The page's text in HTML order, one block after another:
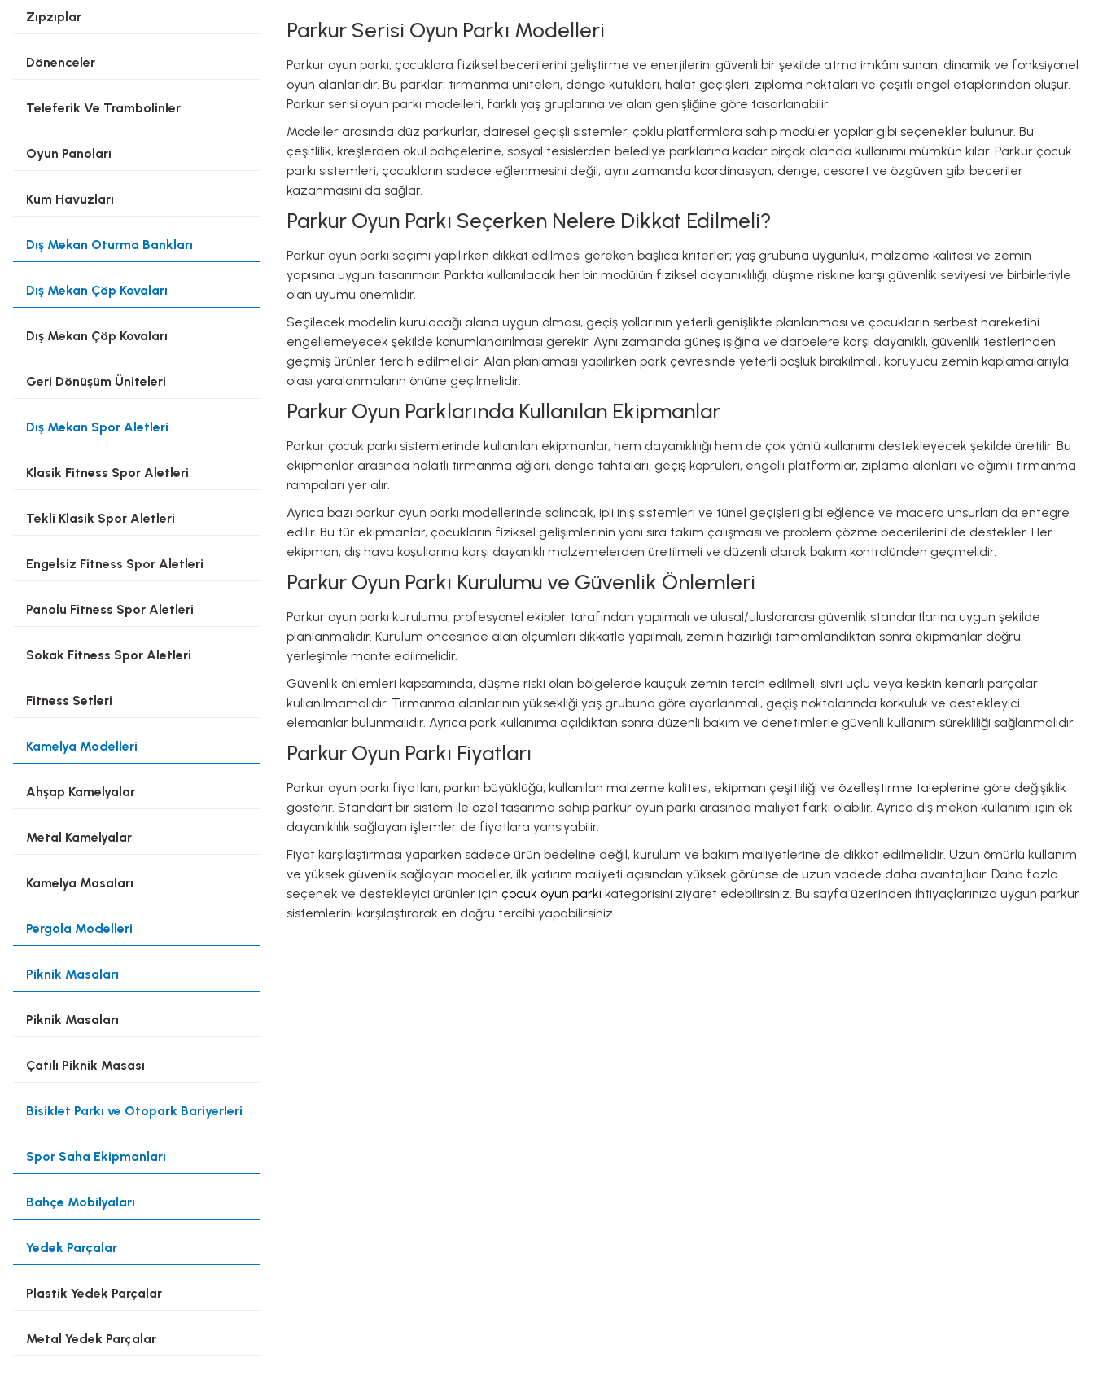
Zıpzıplar
Dönenceler
Teleferik Ve Trambolinler
Oyun Panoları
Kum Havuzları
Dış Mekan Oturma Bankları
Dış Mekan Çöp Kovaları
Dış Mekan Çöp Kovaları
Geri Dönüşüm Üniteleri
Dış Mekan Spor Aletleri
Klasik Fitness Spor Aletleri
Tekli Klasik Spor Aletleri
Engelsiz Fitness Spor Aletleri
Panolu Fitness Spor Aletleri
Sokak Fitness Spor Aletleri
Fitness Setleri
Kamelya Modelleri
Ahşap Kamelyalar
Metal Kamelyalar
Kamelya Masaları
Pergola Modelleri
Piknik Masaları
Piknik Masaları
Çatılı Piknik Masası
Bisiklet Parkı ve Otopark Bariyerleri
Spor Saha Ekipmanları
Bahçe Mobilyaları
Yedek Parçalar
Plastik Yedek Parçalar
Metal Yedek Parçalar
Parkur Serisi Oyun Parkı Modelleri
Parkur oyun parkı, çocuklara fiziksel becerilerini geliştirme ve enerjilerini güvenli bir şekilde atma imkânı sunan, dinamik ve fonksiyonel
oyun alanlarıdır. Bu parklar; tırmanma üniteleri, denge kütükleri, halat geçişleri, zıplama noktaları ve çeşitli engel etaplarından oluşur.
Parkur serisi oyun parkı modelleri, farklı yaş gruplarına ve alan genişliğine göre tasarlanabilir.
Modeller arasında düz parkurlar, dairesel geçişli sistemler, çoklu platformlara sahip modüler yapılar gibi seçenekler bulunur. Bu
çeşitlilik, kreşlerden okul bahçelerine, sosyal tesislerden belediye parklarına kadar birçok alanda kullanımı mümkün kılar. Parkur çocuk
parkı sistemleri, çocukların sadece eğlenmesini değil, aynı zamanda koordinasyon, denge, cesaret ve özgüven gibi beceriler
kazanmasını da sağlar.
Parkur Oyun Parkı Seçerken Nelere Dikkat Edilmeli?
Parkur oyun parkı seçimi yapılırken dikkat edilmesi gereken başlıca kriterler; yaş grubuna uygunluk, malzeme kalitesi ve zemin
yapısına uygun tasarımdır. Parkta kullanılacak her bir modülün fiziksel dayanıklılığı, düşme riskine karşı güvenlik seviyesi ve birbirleriyle
olan uyumu önemlidir.
Seçilecek modelin kurulacağı alana uygun olması, geçiş yollarının yeterli genişlikte planlanması ve çocukların serbest hareketini
engellemeyecek şekilde konumlandırılması gerekir. Aynı zamanda güneş ışığına ve darbelere karşı dayanıklı, güvenlik testlerinden
geçmiş ürünler tercih edilmelidir. Alan planlaması yapılırken park çevresinde yeterli boşluk bırakılmalı, koruyucu zemin kaplamalarıyla
olası yaralanmaların önüne geçilmelidir.
Parkur Oyun Parklarında Kullanılan Ekipmanlar
Parkur çocuk parkı sistemlerinde kullanılan ekipmanlar, hem dayanıklılığı hem de çok yönlü kullanımı destekleyecek şekilde üretilir. Bu
ekipmanlar arasında halatlı tırmanma ağları, denge tahtaları, geçiş köprüleri, engelli platformlar, zıplama alanları ve eğimli tırmanma
rampaları yer alır.
Ayrıca bazı parkur oyun parkı modellerinde salıncak, ipli iniş sistemleri ve tünel geçişleri gibi eğlence ve macera unsurları da entegre
edilir. Bu tür ekipmanlar, çocukların fiziksel gelişimlerinin yanı sıra takım çalışması ve problem çözme becerilerini de destekler. Her
ekipman, dış hava koşullarına karşı dayanıklı malzemelerden üretilmeli ve düzenli olarak bakım kontrolünden geçmelidir.
Parkur Oyun Parkı Kurulumu ve Güvenlik Önlemleri
Parkur oyun parkı kurulumu, profesyonel ekipler tarafından yapılmalı ve ulusal/uluslararası güvenlik standartlarına uygun şekilde
planlanmalıdır. Kurulum öncesinde alan ölçümleri dikkatle yapılmalı, zemin hazırlığı tamamlandıktan sonra ekipmanlar doğru
yerleşimle monte edilmelidir.
Güvenlik önlemleri kapsamında, düşme riski olan bölgelerde kauçuk zemin tercih edilmeli, sivri uçlu veya keskin kenarlı parçalar
kullanılmamalıdır. Tırmanma alanlarının yüksekliği yaş grubuna göre ayarlanmalı, geçiş noktalarında korkuluk ve destekleyici
elemanlar bulunmalıdır. Ayrıca park kullanıma açıldıktan sonra düzenli bakım ve denetimlerle güvenli kullanım sürekliliği sağlanmalıdır.
Parkur Oyun Parkı Fiyatları
Parkur oyun parkı fiyatları, parkın büyüklüğü, kullanılan malzeme kalitesi, ekipman çeşitliliği ve özelleştirme taleplerine göre değişiklik
gösterir. Standart bir sistem ile özel tasarıma sahip parkur oyun parkı arasında maliyet farkı olabilir. Ayrıca dış mekan kullanımı için ek
dayanıklılık sağlayan işlemler de fiyatlara yansıyabilir.
Fiyat karşılaştırması yaparken sadece ürün bedeline değil, kurulum ve bakım maliyetlerine de dikkat edilmelidir. Uzun ömürlü kullanım
ve yüksek güvenlik sağlayan modeller, ilk yatırım maliyeti açısından yüksek görünse de uzun vadede daha avantajlıdır. Daha fazla
seçenek ve destekleyici ürünler için çocuk oyun parkı kategorisini ziyaret edebilirsiniz. Bu sayfa üzerinden ihtiyaçlarınıza uygun parkur
sistemlerini karşılaştırarak en doğru tercihi yapabilirsiniz.